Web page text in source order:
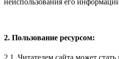
неиспользования его
2. Пользование ресурсом:
2.1. Читателем сайта может